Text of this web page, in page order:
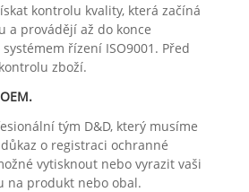
kontrolu kvality, která začíná
a provádějí až do konce
řízení ISO9001. Před
zboží.
tým D&D, který musíme
o registraci ochranné
vytisknout nebo vyrazit vaši
na produkt nebo obal.